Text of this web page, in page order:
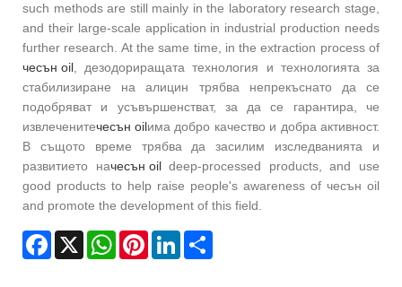
such methods are still mainly in the laboratory research stage,
and their large-scale application in industrial production needs
further research. At the same time, in the extraction process of
чесън oil, дезодориращата технология и технологията за
стабилизиране на алицин трябва непрекъснато да се
подобряват и усъвършенстват, за да се гарантира, че
извлеченитечесън oilима добро качество и добра активност.
В същото време трябва да засилим изследванията и
развитието начесън oildeep-processed products, and use
good products to help raise people's awareness of чесън oil
and promote the development of this field.
Facebook
X WhatsAppPinterestLinkedIn